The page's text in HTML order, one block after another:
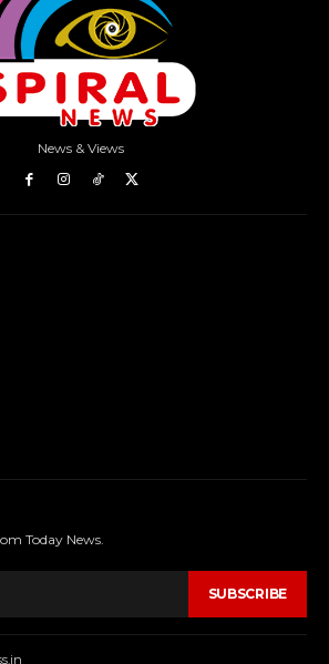
News & Views
Today News.
SUBSCRIBE